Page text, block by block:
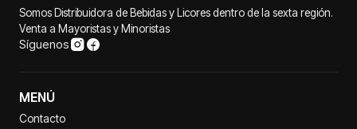
Somos Distribuidora de Bebidas y Licores dentro de la sexta región.
Venta a Mayoristas y Minoristas
Síguenos
MENÚ
Contacto